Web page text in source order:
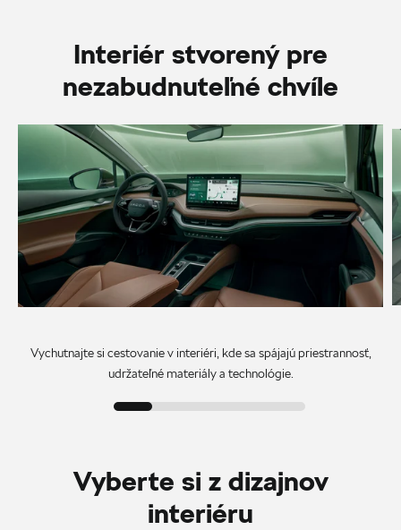
Interiér stvorený pre
nezabudnuteľné chvíle
Vychutnajte si cestovanie v interiéri, kde sa spájajú priestrannosť,
udržateľné materiály a technológie.
Vyberte si z dizajnov
interiéru